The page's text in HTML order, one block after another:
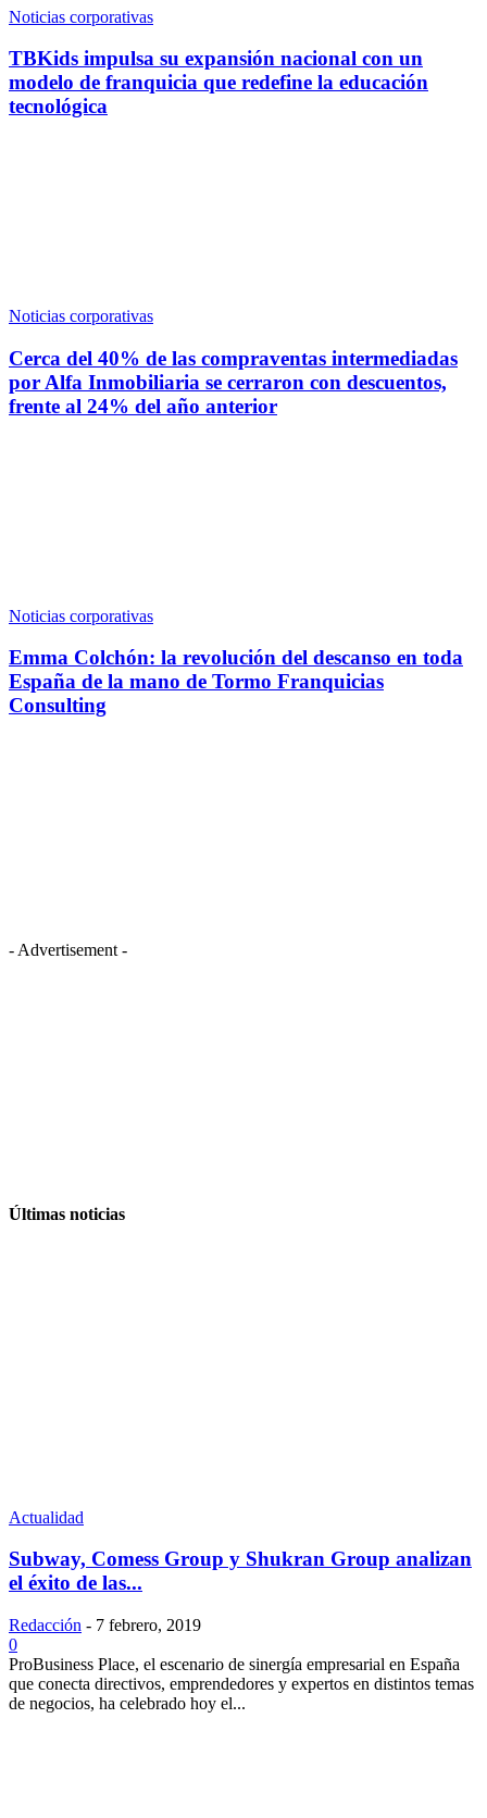
Noticias corporativas
TBKids impulsa su expansión nacional con un
modelo de franquicia que redefine la educación
tecnológica
Noticias corporativas
Cerca del 40% de las compraventas intermediadas
por Alfa Inmobiliaria se cerraron con descuentos,
frente al 24% del año anterior
Noticias corporativas
Emma Colchón: la revolución del descanso en toda
España de la mano de Tormo Franquicias
Consulting
- Advertisement -
Últimas noticias
Actualidad
Subway, Comess Group y Shukran Group analizan
el éxito de las...
Redacción - 7 febrero, 2019
0
ProBusiness Place, el escenario de sinergía empresarial en España
que conecta directivos, emprendedores y expertos en distintos temas
de negocios, ha celebrado hoy el...